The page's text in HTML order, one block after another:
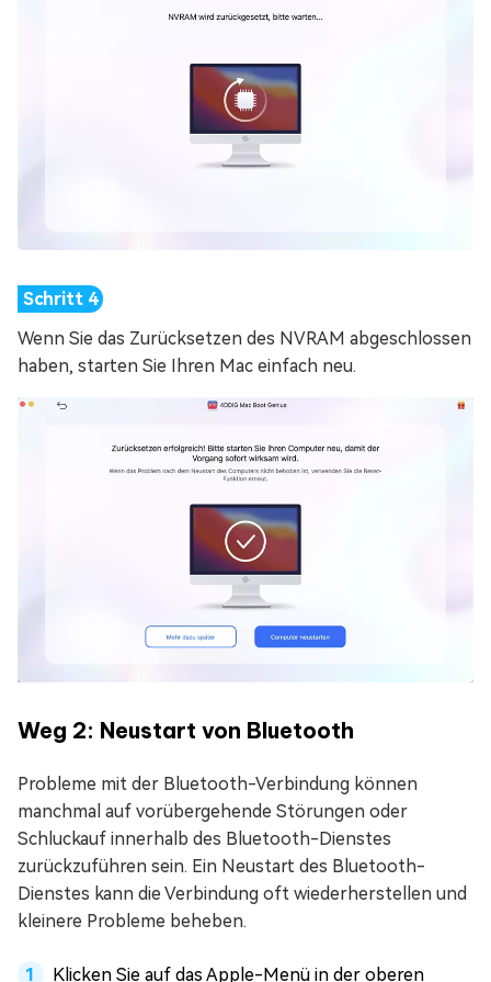
Wenn Sie das Zurücksetzen des NVRAM abgeschlossen
haben, starten Sie Ihren Mac einfach neu.
Weg 2: Neustart von Bluetooth
Probleme mit der Bluetooth-Verbindung können
manchmal auf vorübergehende Störungen oder
Schluckauf innerhalb des Bluetooth-Dienstes
zurückzuführen sein. Ein Neustart des Bluetooth-
Dienstes kann die Verbindung oft wiederherstellen und
kleinere Probleme beheben.
Klicken Sie auf das Apple-Menü in der oberen